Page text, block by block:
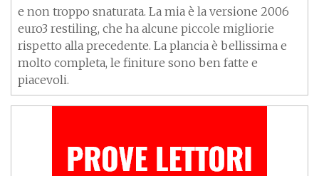
e non troppo snaturata. La mia è la versione 2006
euro3 restiling, che ha alcune piccole migliorie
rispetto alla precedente. La plancia è bellissima e
molto completa, le finiture sono ben fatte e
piacevoli.